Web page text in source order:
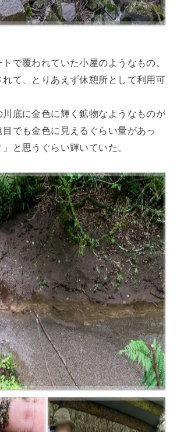
で覆われていた小屋のようなもの。
て、とりあえず休憩所として利用可
川底に金色に輝く鉱物なようなものが
でも金色に見えるぐらい量があっ
と思うぐらい輝いていた。